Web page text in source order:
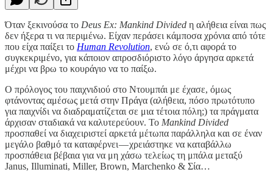
Όταν ξεκινούσα το Deus Ex: Mankind Divided η αλήθεια είναι πως
δεν ήξερα τι να περιμένω. Είχαν περάσει κάμποσα χρόνια από τότε
που είχα παίξει το Human Revolution, ενώ σε ό,τι αφορά το
συγκεκριμένο, για κάποιον απροσδιόριστο λόγο άργησα αρκετά
μέχρι να βρω το κουράγιο να το παίξω.
Ο πρόλογος του παιχνιδιού στο Ντουμπάι με έχασε, όμως
φτάνοντας αμέσως μετά στην Πράγα (αλήθεια, πόσο πρωτότυπο
για παιχνίδι να διαδραματίζεται σε μια τέτοια πόλη;) τα πράγματα
άρχισαν σταδιακά να καλυτερεύουν. Το Mankind Divided
προσπαθεί να διαχειριστεί αρκετά μέτωπα παράλληλα και σε έναν
μεγάλο βαθμό τα καταφέρνει — χρειάστηκε να καταβάλλω
προσπάθεια βέβαια για να μη χάσω τελείως τη μπάλα μεταξύ
Janus, Illuminati, Miller, Brown, Marchenko & Σία…